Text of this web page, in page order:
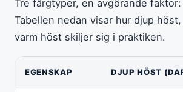
Tre färgtyper, en avgörande
Tabellen nedan visar hur djup
varm höst skiljer sig i praktiken.
EGENSKAP DJUP HÖST